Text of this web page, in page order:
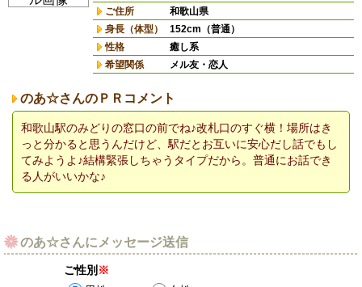
ご住所
和歌山県
身長（体型）
152cm（普通）
性格
癒し系
希望関係
メル友・恋人
のあ☆さんのＰＲコメント
和歌山駅のみどりの窓口の前でね♪改札口のすぐ横！場所はき
っと分かると思うんだけど、駅だとお互いに安心だし話でもし
てみようよ♪結構緊張しちゃうタイプだから。普通にお話でき
る人がいいかな♪
のあ☆さんにメッセージ送信